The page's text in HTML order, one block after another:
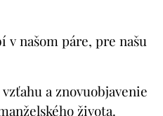
v našom páre, pre našu
a znovuobjavenie
života.